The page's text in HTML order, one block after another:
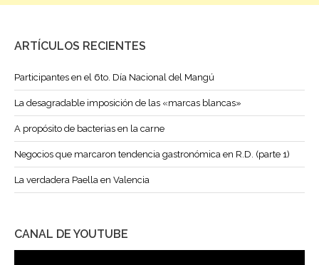
ARTÍCULOS RECIENTES
Participantes en el 6to. Día Nacional del Mangú
La desagradable imposición de las «marcas blancas»
A propósito de bacterias en la carne
Negocios que marcaron tendencia gastronómica en R.D. (parte 1)
La verdadera Paella en Valencia
CANAL DE YOUTUBE